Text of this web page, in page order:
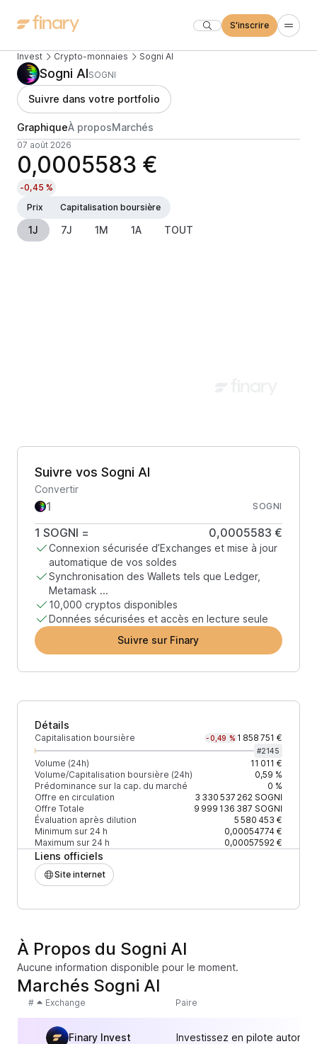
S'inscrire
Invest Crypto-monnaies Sogni AI
Sogni AISOGNI
Suivre dans votre portfolio
GraphiqueÀ proposMarchés
07 août 2026
0,0005583 €
-0,45 %
Prix
Capitalisation boursière
1J 7J 1M 1A TOUT
Suivre vos Sogni AI
Convertir
SOGNI
1 SOGNI = 0,0005583 €
Connexion sécurisée d’Exchanges et mise à jour
automatique de vos soldes
Synchronisation des Wallets tels que Ledger,
Metamask ...
10,000 cryptos disponibles
Données sécurisées et accès en lecture seule
Suivre sur Finary
Détails
Capitalisation boursière -0,49 % 1 858 751 €
#2145
Volume (24h)
11 011 €
Volume/Capitalisation boursière (24h)
0,59 %
Prédominance sur la cap. du marché
0 %
Offre en circulation
3 330 537 262SOGNI
Offre Totale
9 999 136 387 SOGNI
Évaluation après dilution
5 580 453 €
Minimum sur 24 h
0,00054774 €
Maximum sur 24 h
0,00057592 €
Liens officiels
Site internet
À Propos du Sogni AI
Aucune information disponible pour le moment.
Marchés Sogni AI
# Exchange Paire
Finary Invest Investissez en pilote